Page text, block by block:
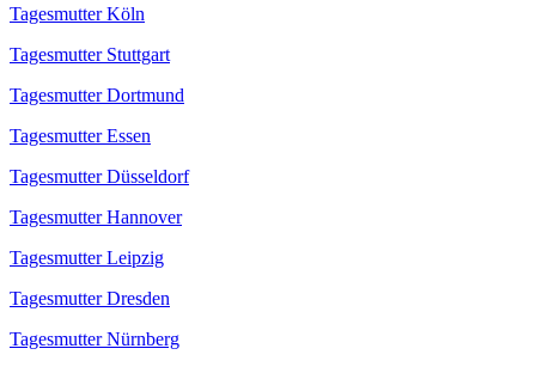
Tagesmutter Köln
Tagesmutter Stuttgart
Tagesmutter Dortmund
Tagesmutter Essen
Tagesmutter Düsseldorf
Tagesmutter Hannover
Tagesmutter Leipzig
Tagesmutter Dresden
Tagesmutter Nürnberg